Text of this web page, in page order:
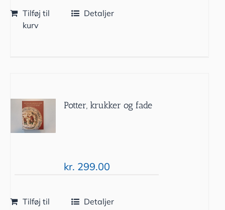
Tilføj til
kurv
Detaljer
Potter, krukker og fade
kr. 299.00
Tilføj til
Detaljer